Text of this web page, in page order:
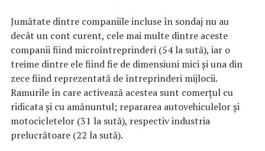
Jumătate dintre companiile incluse în sondaj nu au
decât un cont curent, cele mai multe dintre aceste
companii fiind microîntreprinderi (54 la sută), iar o
treime dintre ele fiind fie de dimensiuni mici și una din
zece fiind reprezentată de întreprinderi mijlocii.
Ramurile în care activează acestea sunt comerțul cu
ridicata și cu amănuntul; repararea autovehiculelor și
motocicletelor (31 la sută), respectiv industria
prelucrătoare (22 la sută).